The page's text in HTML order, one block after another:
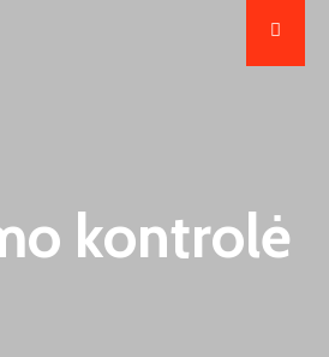
kontrolė